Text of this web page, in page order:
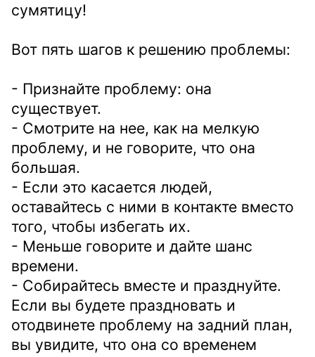
сумятицу!
Вот пять шагов к решению проблемы:
- Признайте проблему: она
существует.
- Смотрите на нее, как на мелкую
проблему, и не говорите, что она
большая.
- Если это касается людей,
оставайтесь с ними в контакте вместо
того, чтобы избегать их.
- Меньше говорите и дайте шанс
времени.
- Собирайтесь вместе и празднуйте.
Если вы будете праздновать и
отодвинете проблему на задний план,
вы увидите, что она со временем